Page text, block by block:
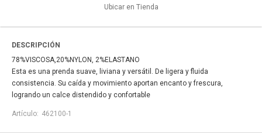
Ubicar en Tienda
DESCRIPCIÓN
78%VISCOSA,20%NYLON, 2%ELASTANO
Esta es una prenda suave, liviana y versátil. De ligera y fluida
consistencia. Su caída y movimiento aportan encanto y frescura,
logrando un calce distendido y confortable
462100-1